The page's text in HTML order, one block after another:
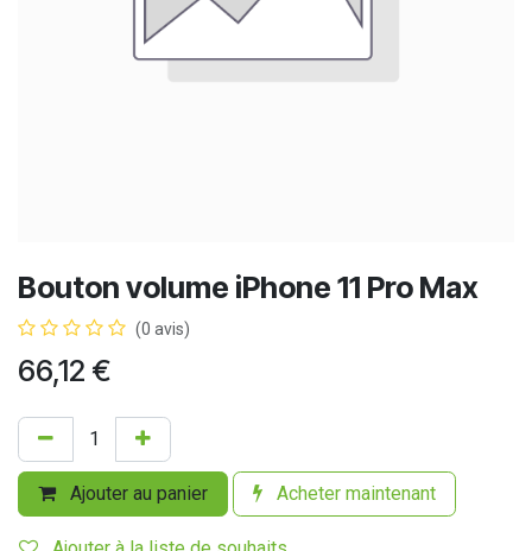
Bouton volume iPhone 11 Pro Max
(0 avis)
66,12 €
Ajouter au panier Acheter maintenant